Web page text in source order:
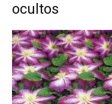
ocultos